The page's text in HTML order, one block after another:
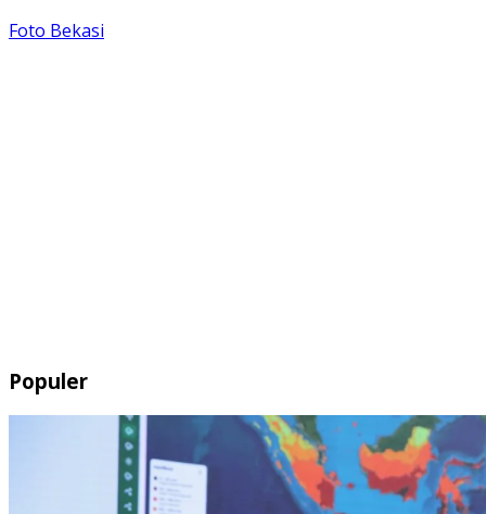
Foto Bekasi
Populer